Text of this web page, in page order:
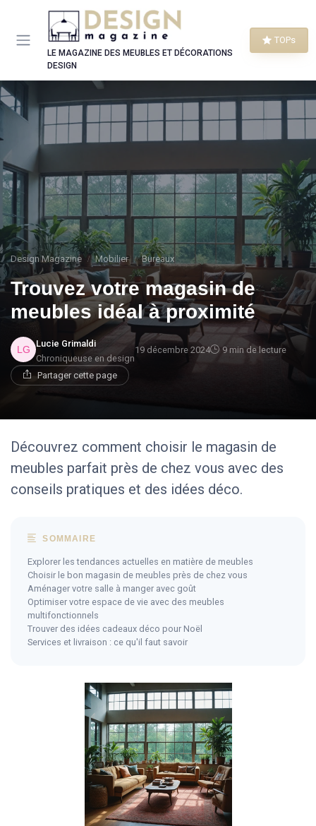
LE MAGAZINE DES MEUBLES ET DÉCORATIONS
DESIGN
TOPs
Design Magazine Mobilier Bureaux
Trouvez votre magasin de
meubles idéal à proximité
Lucie Grimaldi
Chroniqueuse en design
19 décembre 2024 9 min de lecture
Partager cette page
Découvrez comment choisir le magasin de
meubles parfait près de chez vous avec des
conseils pratiques et des idées déco.
SOMMAIRE
Explorer les tendances actuelles en matière de meubles
Choisir le bon magasin de meubles près de chez vous
Aménager votre salle à manger avec goût
Optimiser votre espace de vie avec des meubles
multifonctionnels
Trouver des idées cadeaux déco pour Noël
Services et livraison : ce qu'il faut savoir
Panneau de gestion des cookies